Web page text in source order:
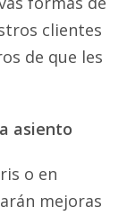
clientes
de que les
asiento
o en
mejoras